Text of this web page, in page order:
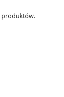
produktów.